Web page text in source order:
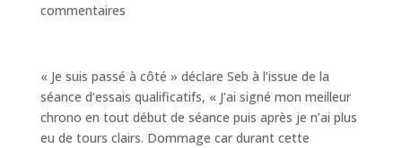
commentaires
« Je suis passé à côté » déclare Seb à l’issue de la
séance d’essais qualificatifs, « J’ai signé mon meilleur
chrono en tout début de séance puis après je n’ai plus
eu de tours clairs. Dommage car durant cette